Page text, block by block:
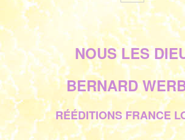
NOUS LES
BERNARD
RÉÉDITIONS FRANCE